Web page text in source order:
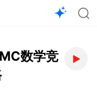
数学竞